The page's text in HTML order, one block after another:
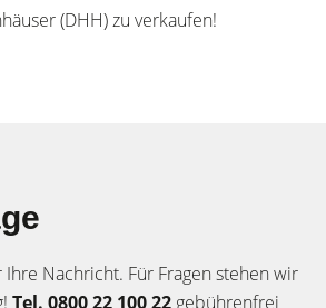
(DHH) zu verkaufen!
Nachricht. Für Fragen stehen wir
Tel. 0800 22 100 22 gebührenfrei